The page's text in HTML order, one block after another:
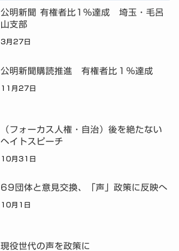
公明新聞 有権者比1%達成 埼玉・毛呂
山支部
3月27日
公明新聞購読推進 有権者比１％達成
11月27日
（フォーカス人権・自治）後を絶たない
ヘイトスピーチ
10月31日
69団体と意見交換、「声」政策に反映へ
10月1日
現役世代の声を政策に